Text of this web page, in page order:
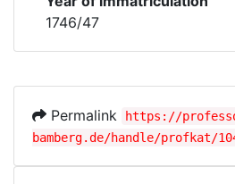
1746/47
Permalink
https://
bamberg.de/handle/profkat/